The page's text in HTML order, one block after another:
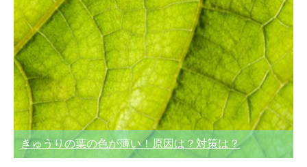
きゅうりの葉の色が薄い！原因は？対策は？